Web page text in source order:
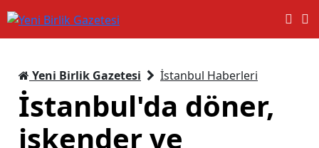
Yeni Birlik Gazetesi İstanbul Haberleri
İstanbul'da döner,
iskender ve